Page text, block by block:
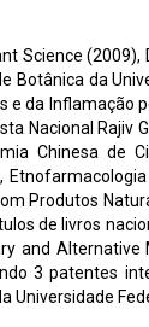
Science
da
da Inflamação
Nacional Rajiv
Chinesa de
Produtos
de livros
and Alternative
3 patentes